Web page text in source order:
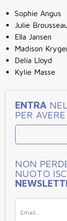
Sophie Angus
Julie
Ella Jansen
Madison
Delia Lloyd
Kylie Masse
ENTRA NEL
PER
NON
NUOTO